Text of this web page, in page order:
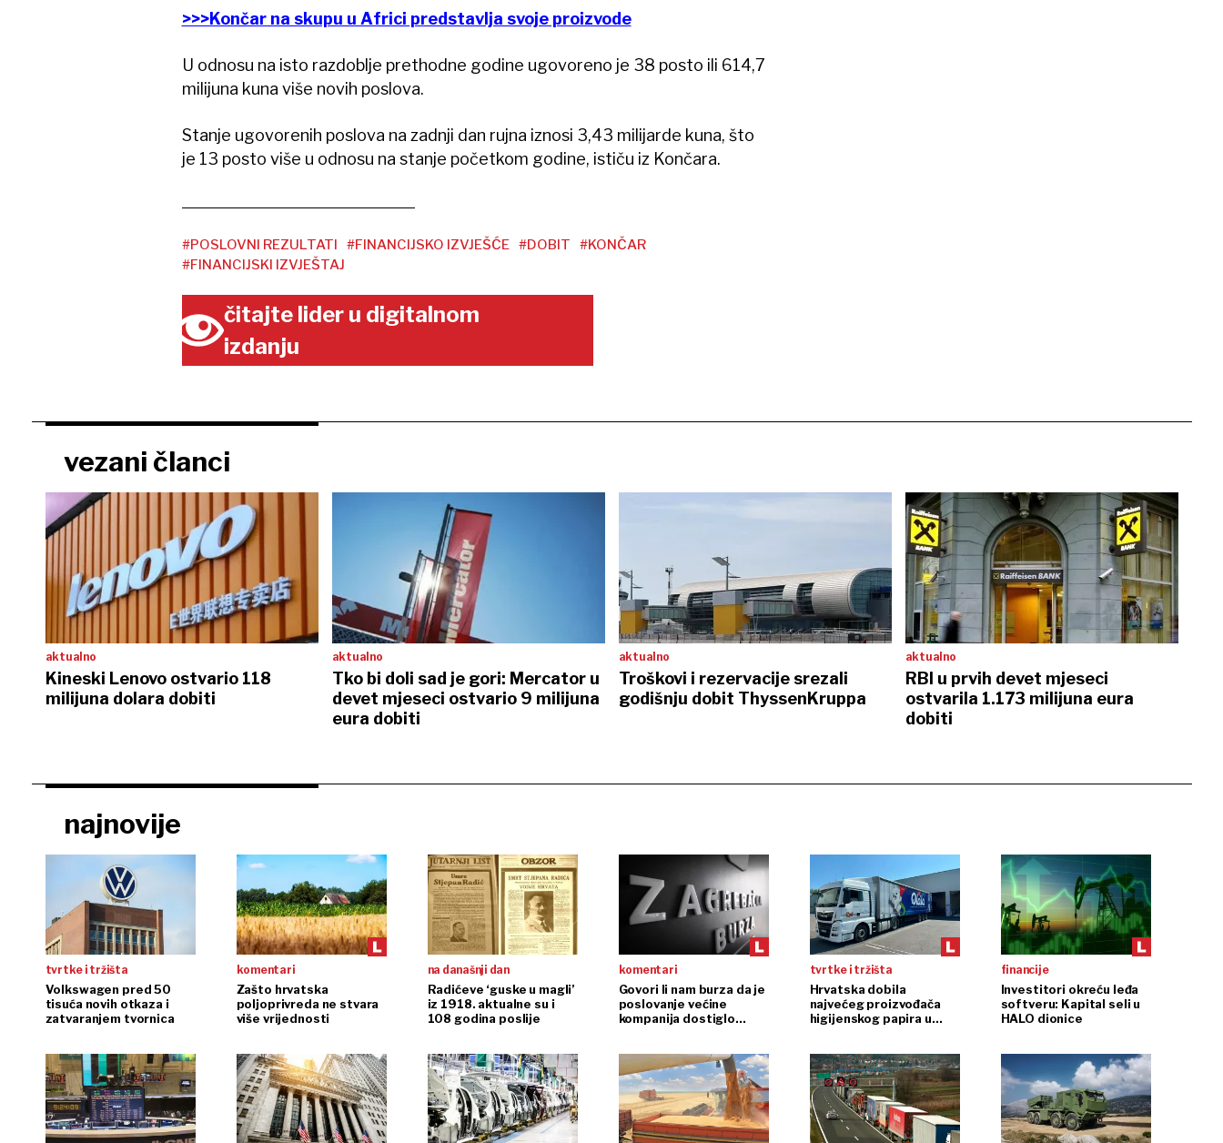
>>>Končar na skupu u Africi predstavlja svoje proizvode
U odnosu na isto razdoblje prethodne godine ugovoreno je 38 posto ili 614,7
milijuna kuna više novih poslova.
Stanje ugovorenih poslova na zadnji dan rujna iznosi 3,43 milijarde kuna, što
je 13 posto više u odnosu na stanje početkom godine, ističu iz Končara.
#POSLOVNI REZULTATI #FINANCIJSKO IZVJEŠĆE #DOBIT
#KONČAR
#FINANCIJSKI IZVJEŠTAJ
čitajte lider u digitalnom
izdanju
vezani članci
aktualno
Kineski Lenovo ostvario 118
milijuna dolara dobiti
aktualno
Tko bi doli sad je gori: Mercator u
devet mjeseci ostvario 9 milijuna
eura dobiti
aktualno
Troškovi i rezervacije srezali
godišnju dobit ThyssenKruppa
aktualno
RBI u prvih devet mjeseci
ostvarila 1.173 milijuna eura
dobiti
najnovije
tvrtke i tržišta
Volkswagen pred 50
tisuća novih otkaza i
zatvaranjem tvornica
komentari
Zašto hrvatska
poljoprivreda ne stvara
više vrijednosti
na današnji dan
Radićeve ‘guske u magli’
iz 1918. aktualne su i
108 godina poslije
komentari
Govori li nam burza da je
poslovanje većine
kompanija dostiglo
tvrtke i tržišta
Hrvatska dobila
najvećeg proizvođača
higijenskog papira u
financije
Investitori okreću leđa
softveru: Kapital seli u
HALO dionice